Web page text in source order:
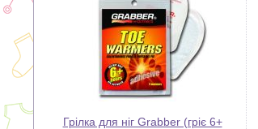
Грілка для ніг Grabber (гріє 6+